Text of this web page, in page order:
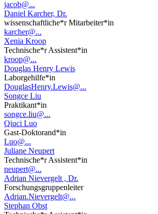
jacob@...
Daniel Karcher, Dr.
wissenschaftliche*r Mitarbeiter*in
karcher@...
Xenia Kroop
Technische*r Assistent*in
kroop@...
Douglas Henry Lewis
Laborgehilfe*in
DouglasHenry.Lewis@...
Songce Liu
Praktikant*in
songce.liu@...
Qiuci Luo
Gast-Doktorand*in
Luo@...
Juliane Neupert
Technische*r Assistent*in
neupert@...
Adrian Nievergelt , Dr.
Forschungsgruppenleiter
Adrian.Nievergelt@...
Stephan Obst